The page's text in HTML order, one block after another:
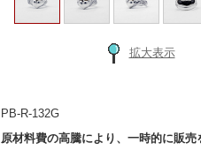
拡大表示
PB-R-132G
原材料費の高騰により、一時的に販